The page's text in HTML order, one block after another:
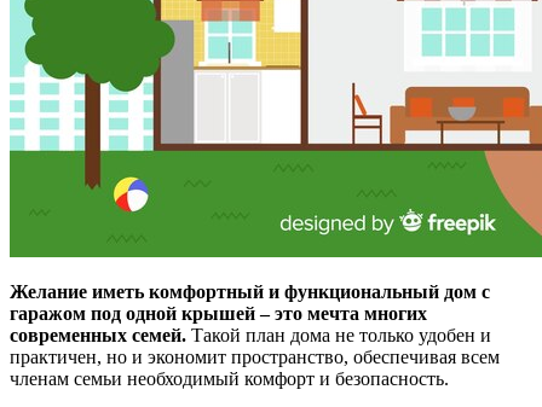
Желание иметь комфортный и функциональный дом с
гаражом под одной крышей – это мечта многих
современных семей. Такой план дома не только удобен и
практичен, но и экономит пространство, обеспечивая всем
членам семьи необходимый комфорт и безопасность.